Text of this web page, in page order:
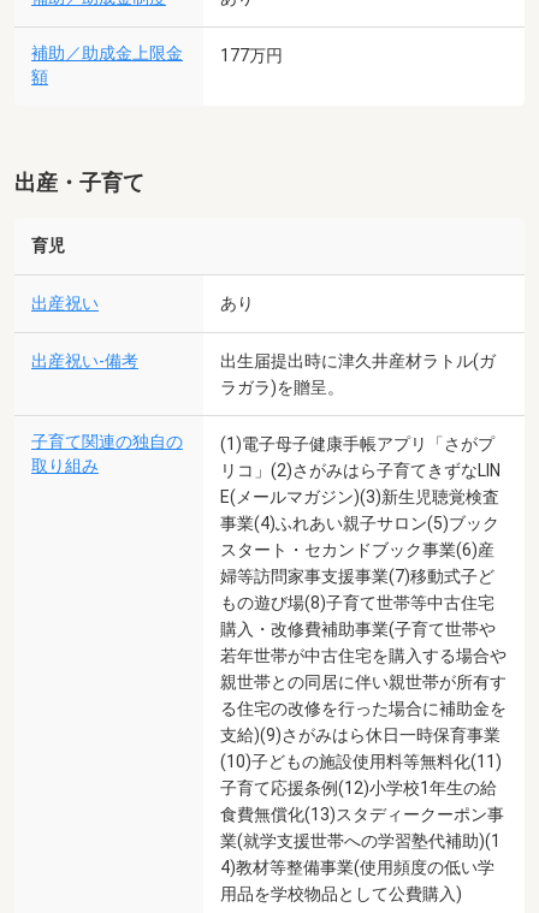
補助／助成金上限金
額
177万円
出産・子育て
育児
出産祝い あり
出産祝い-備考
出生届提出時に津久井産材ラトル(ガ
ラガラ)を贈呈。
子育て関連の独自の
取り組み
(1)電子母子健康手帳アプリ「さがプ
リコ」(2)さがみはら子育てきずなLIN
E(メールマガジン)(3)新生児聴覚検査
事業(4)ふれあい親子サロン(5)ブック
スタート・セカンドブック事業(6)産
婦等訪問家事支援事業(7)移動式子ど
もの遊び場(8)子育て世帯等中古住宅
購入・改修費補助事業(子育て世帯や
若年世帯が中古住宅を購入する場合や
親世帯との同居に伴い親世帯が所有す
る住宅の改修を行った場合に補助金を
支給)(9)さがみはら休日一時保育事業
(10)子どもの施設使用料等無料化(11)
子育て応援条例(12)小学校1年生の給
食費無償化(13)スタディークーポン事
業(就学支援世帯への学習塾代補助)(1
4)教材等整備事業(使用頻度の低い学
用品を学校物品として公費購入)